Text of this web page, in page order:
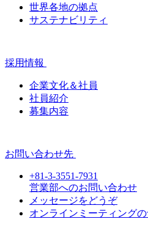
世界各地の拠点
サステナビリティ
採用情報
企業文化＆社員
社員紹介
募集内容
お問い合わせ先
+81-3-3551-7931
営業部へのお問い合わせ
メッセージをどうぞ
オンラインミーティング